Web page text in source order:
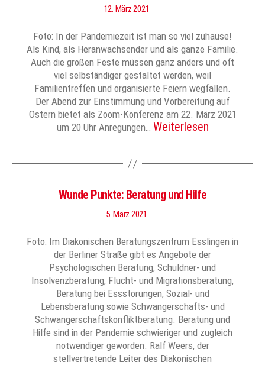
12. März 2021
Foto: In der Pandemiezeit ist man so viel zuhause!
Als Kind, als Heranwachsender und als ganze Familie.
Auch die großen Feste müssen ganz anders und oft
viel selbständiger gestaltet werden, weil
Familientreffen und organisierte Feiern wegfallen.
Der Abend zur Einstimmung und Vorbereitung auf
Ostern bietet als Zoom-Konferenz am 22. März 2021
um 20 Uhr Anregungen… Weiterlesen
Wunde Punkte: Beratung und Hilfe
5. März 2021
Foto: Im Diakonischen Beratungszentrum Esslingen in
der Berliner Straße gibt es Angebote der
Psychologischen Beratung, Schuldner- und
Insolvenzberatung, Flucht- und Migrationsberatung,
Beratung bei Essstörungen, Sozial- und
Lebensberatung sowie Schwangerschafts- und
Schwangerschaftskonfliktberatung. Beratung und
Hilfe sind in der Pandemie schwieriger und zugleich
notwendiger geworden. Ralf Weers, der
stellvertretende Leiter des Diakonischen